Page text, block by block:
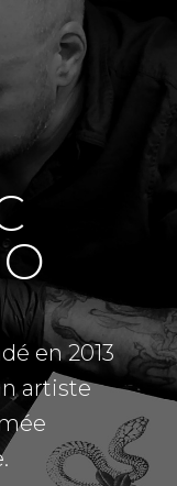
en 2013
artiste